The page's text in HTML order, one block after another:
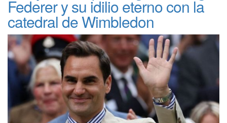
Federer y su idilio eterno con la
catedral de Wimbledon